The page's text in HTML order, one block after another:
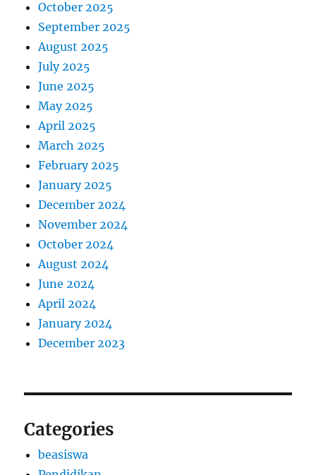
October 2025
September 2025
August 2025
July 2025
June 2025
May 2025
April 2025
March 2025
February 2025
January 2025
December 2024
November 2024
October 2024
August 2024
June 2024
April 2024
January 2024
December 2023
Categories
beasiswa